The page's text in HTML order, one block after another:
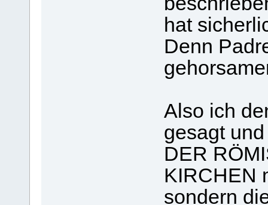
hat
Denn
Also ich
gesagt
DER
KIRCHEN
sondern